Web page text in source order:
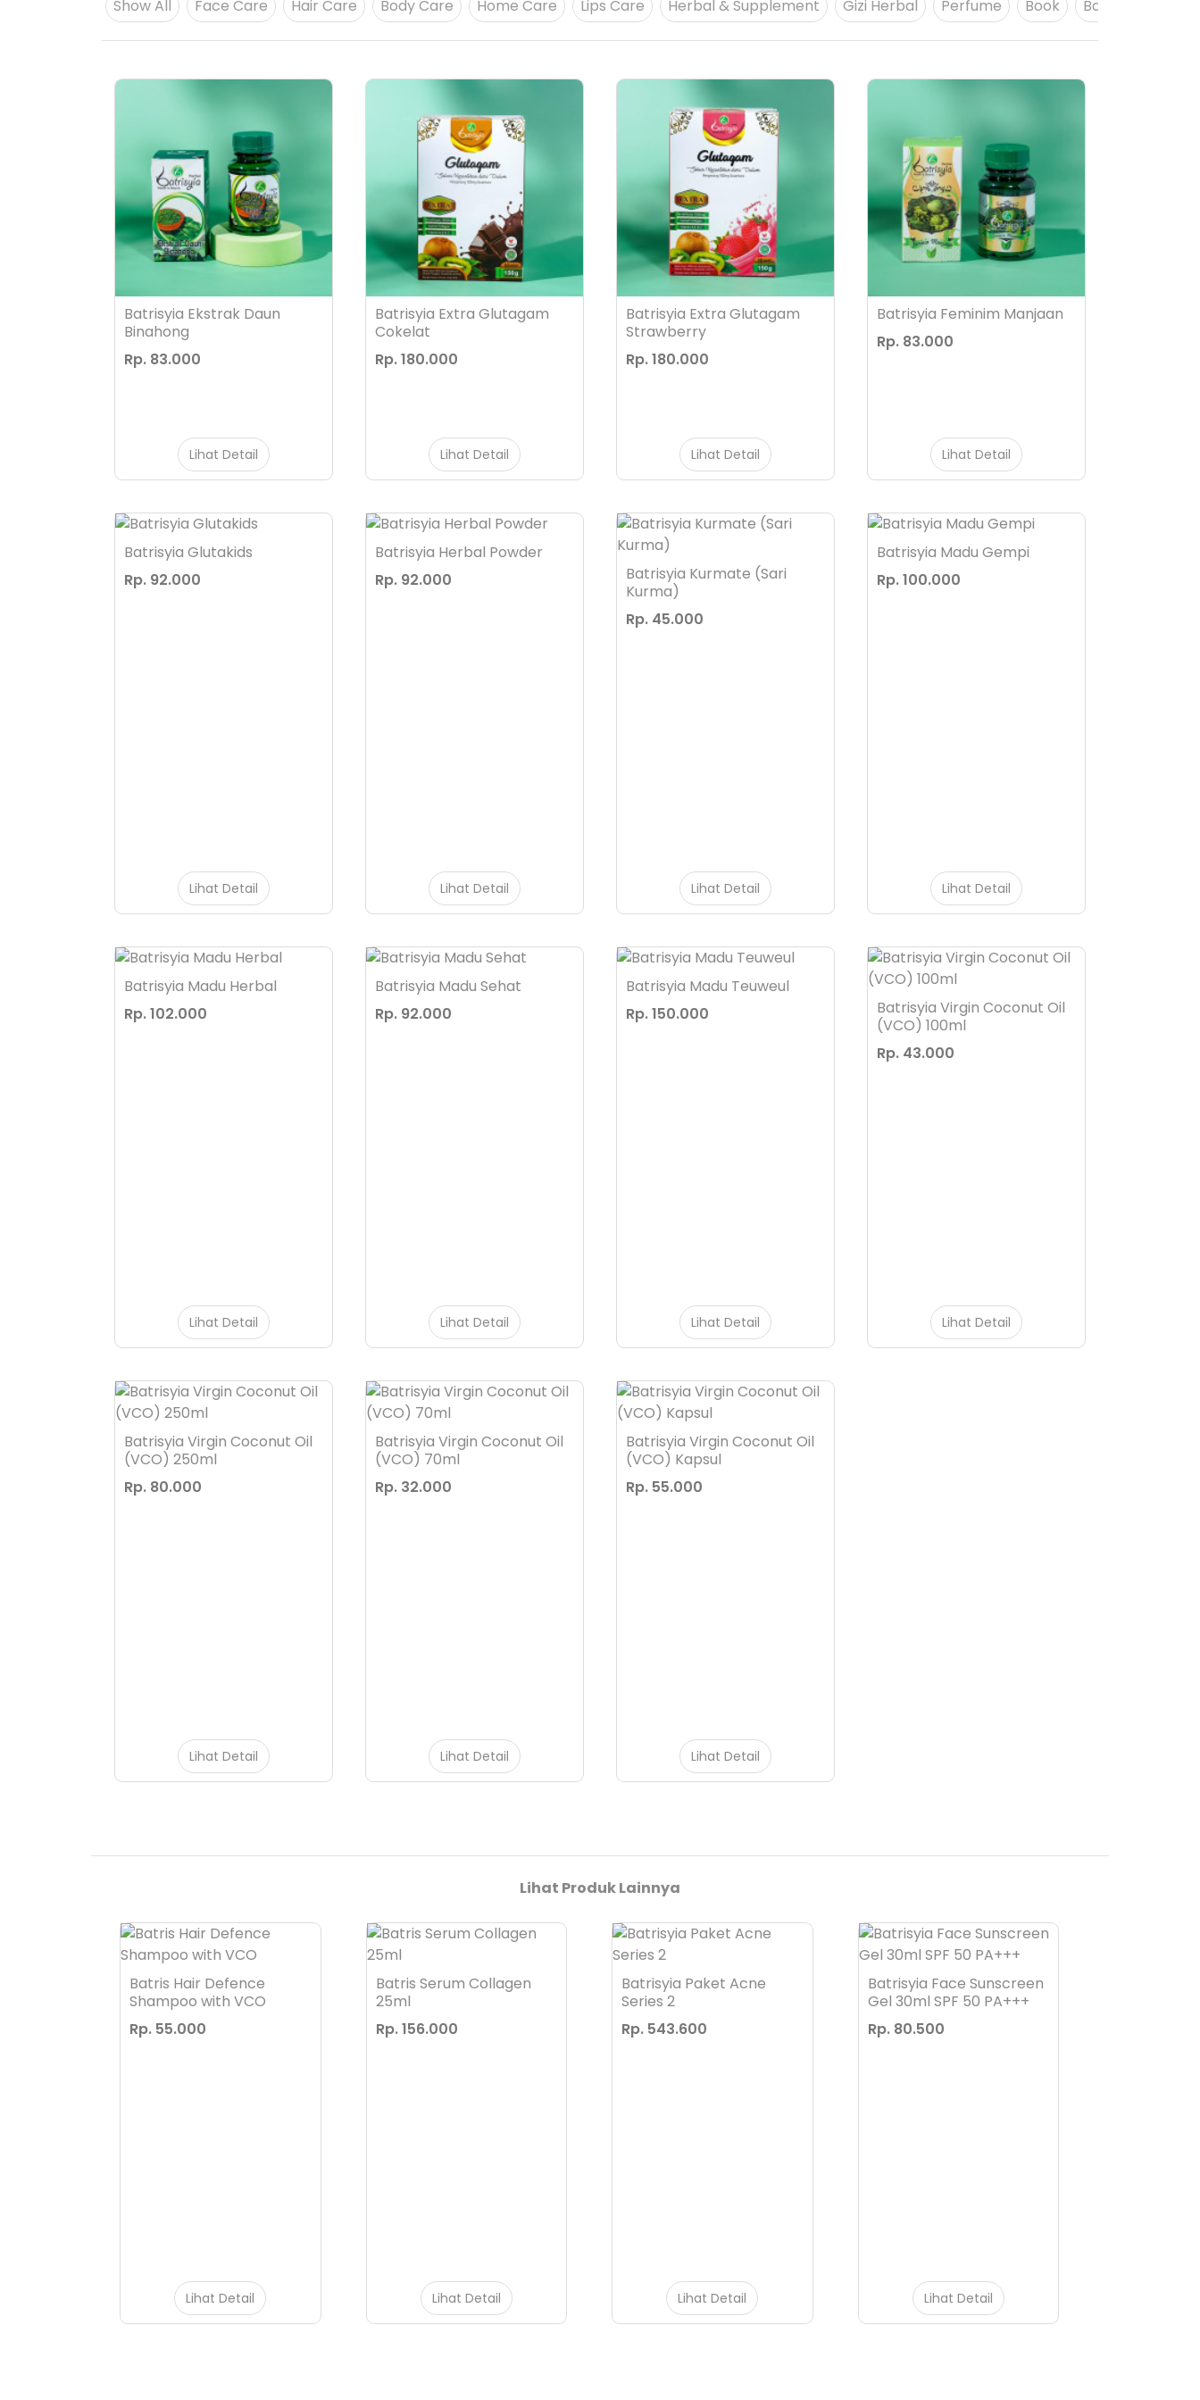
Show All Face Care Hair Care Body Care Home Care Lips Care Herbal & Supplement Gizi Herbal Perfume Book Baby Care
Batrisyia Ekstrak Daun
Binahong
Rp. 83.000
Lihat Detail
Batrisyia Extra Glutagam
Cokelat
Rp. 180.000
Lihat Detail
Batrisyia Extra Glutagam
Strawberry
Rp. 180.000
Lihat Detail
Batrisyia Feminim Manjaan
Rp. 83.000
Lihat Detail
Batrisyia Glutakids
Rp. 92.000
Lihat Detail
Batrisyia Herbal Powder
Rp. 92.000
Lihat Detail
Batrisyia Kurmate (Sari
Kurma)
Rp. 45.000
Lihat Detail
Batrisyia Madu Gempi
Rp. 100.000
Lihat Detail
Batrisyia Madu Herbal
Rp. 102.000
Lihat Detail
Batrisyia Madu Sehat
Rp. 92.000
Lihat Detail
Batrisyia Madu Teuweul
Rp. 150.000
Lihat Detail
Batrisyia Virgin Coconut Oil
(VCO) 100ml
Rp. 43.000
Lihat Detail
Batrisyia Virgin Coconut Oil
(VCO) 250ml
Rp. 80.000
Lihat Detail
Batrisyia Virgin Coconut Oil
(VCO) 70ml
Rp. 32.000
Lihat Detail
Batrisyia Virgin Coconut Oil
(VCO) Kapsul
Rp. 55.000
Lihat Detail
Lihat Produk Lainnya
Batris Hair Defence
Shampoo with VCO
Rp. 55.000
Lihat Detail
Batris Serum Collagen
25ml
Rp. 156.000
Lihat Detail
Batrisyia Paket Acne
Series 2
Rp. 543.600
Lihat Detail
Batrisyia Face Sunscreen
Gel 30ml SPF 50 PA+++
Rp. 80.500
Lihat Detail